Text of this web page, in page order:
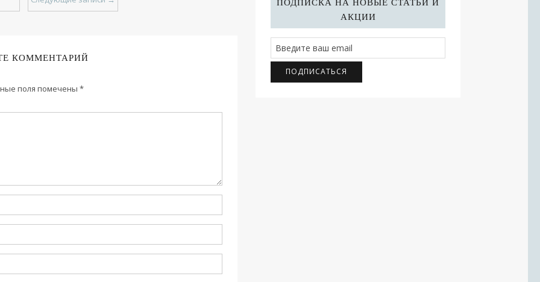
КОММЕНТАРИЙ
поля помечены *
ПОДПИСКА НА НОВЫЕ СТАТЬИ И
АКЦИИ